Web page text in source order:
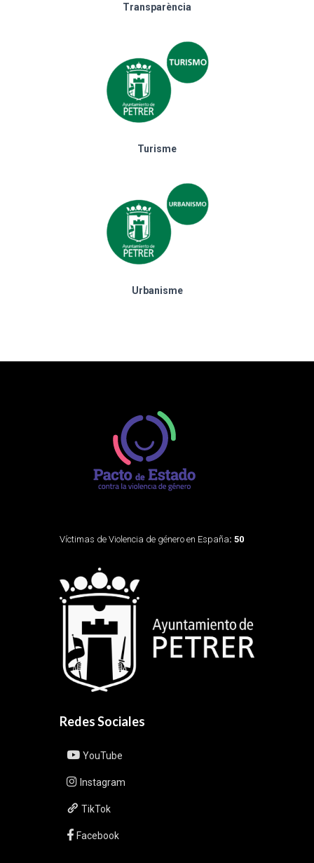
Transparència
Turisme
Urbanisme
Víctimas de Violencia de género en España: 50
Redes Sociales
YouTube
Instagram
TikTok
Facebook